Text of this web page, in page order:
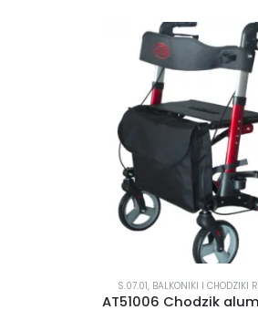
BALKONIKI I CHODZIKI REHABILITACYJNE
AT51006 Chodzik aluminiowy, czterokołowy
S.07.01